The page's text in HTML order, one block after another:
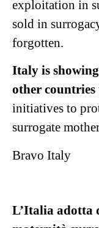
exploitation in
sold in
forgotten.
Italy is
other countries
initiatives to
surrogate
Bravo Italy
L’Italia adotta